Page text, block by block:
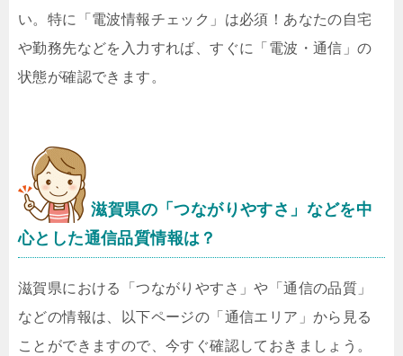
い。特に「電波情報チェック」は必須！あなたの自宅
や勤務先などを入力すれば、すぐに「電波・通信」の
状態が確認できます。
滋賀県の「つながりやすさ」などを中
心とした通信品質情報は？
滋賀県における「つながりやすさ」や「通信の品質」
などの情報は、以下ページの「通信エリア」から見る
ことができますので、今すぐ確認しておきましょう。